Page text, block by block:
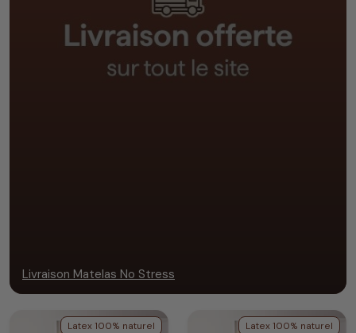
Livraison Matelas No Stress
Latex 100% naturel Latex 100% naturel